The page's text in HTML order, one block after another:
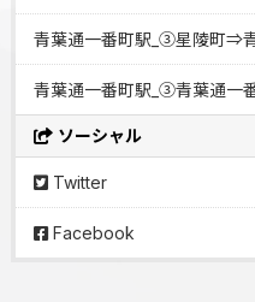
青葉通一番町駅_③星陵町⇒
青葉通一番町駅_③青葉通一
ソーシャル
Twitter
Facebook